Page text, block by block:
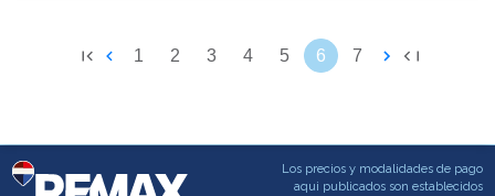
1 2 3 4 5 6 7
Los precios y modalidades de pago
aqui publicados son establecidos